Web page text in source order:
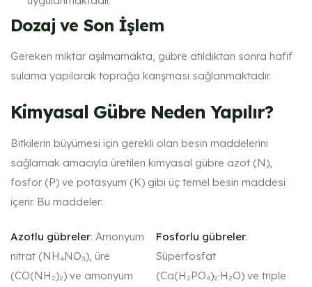
Dozaj ve Son İşlem
Gereken miktar aşılmamakta, gübre atıldıktan sonra hafif
sulama yapılarak toprağa karışması sağlanmaktadır.
Kimyasal Gübre Neden Yapılır?
Bitkilerin büyümesi için gerekli olan besin maddelerini
sağlamak amacıyla üretilen kimyasal gübre azot (N),
fosfor (P) ve potasyum (K) gibi üç temel besin maddesi
içerir. Bu maddeler:
Azotlu gübreler: Amonyum
nitrat (NH₄NO₃), üre
(CO(NH₂)₂) ve amonyum
Fosforlu gübreler:
Süperfosfat
(Ca(H₂PO₄)₂·H₂O) ve triple